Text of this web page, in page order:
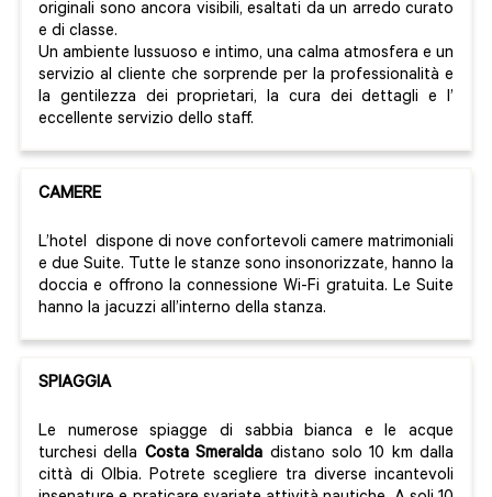
originali sono ancora visibili, esaltati da un arredo curato
e di classe.
Un ambiente lussuoso e intimo, una calma atmosfera e un
servizio al cliente che sorprende per la professionalità e
la gentilezza dei proprietari, la cura dei dettagli e l’
eccellente servizio dello staff.
CAMERE
L’hotel dispone di nove confortevoli camere matrimoniali
e due Suite. Tutte le stanze sono insonorizzate, hanno la
doccia e offrono la connessione Wi-Fi gratuita. Le Suite
hanno la jacuzzi all’interno della stanza.
SPIAGGIA
Le numerose spiagge di sabbia bianca e le acque
turchesi della Costa Smeralda distano solo 10 km dalla
città di Olbia. Potrete scegliere tra diverse incantevoli